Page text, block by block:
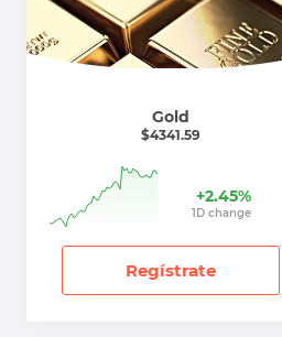
Gold
$4341.59
+2.45%
1D change
Regístrate